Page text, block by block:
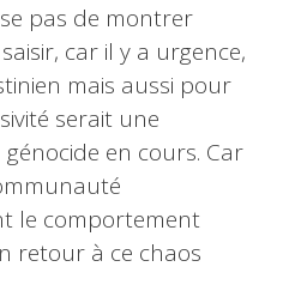
pas de montrer
car il y a urgence,
mais aussi pour
serait une
en cours. Car
le comportement
retour à ce chaos